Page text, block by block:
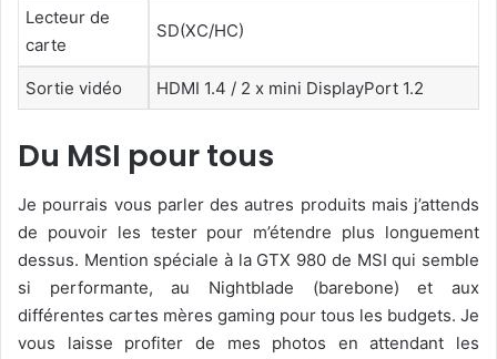
Lecteur de
carte
SD(XC/HC)
Sortie vidéo HDMI 1.4 / 2 x mini DisplayPort 1.2
Du MSI pour tous
Je pourrais vous parler des autres produits mais j’attends
de pouvoir les tester pour m’étendre plus longuement
dessus. Mention spéciale à la GTX 980 de MSI qui semble
si performante, au Nightblade (barebone) et aux
différentes cartes mères gaming pour tous les budgets. Je
vous laisse profiter de mes photos en attendant les